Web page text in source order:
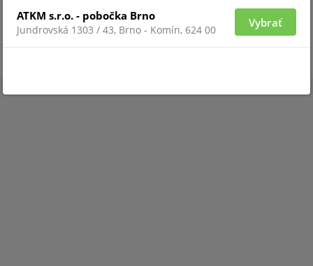
Pre zobrazenie informácií je nutné byť prihlásený
ATKM s.r.o. - pobočka Brno
Jundrovská 1303 / 43, Brno - Komín, 624 00
Vybrať